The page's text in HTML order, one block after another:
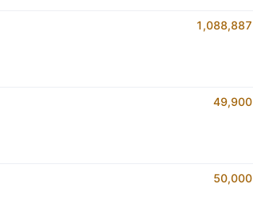
1,088,887
49,900
50,000